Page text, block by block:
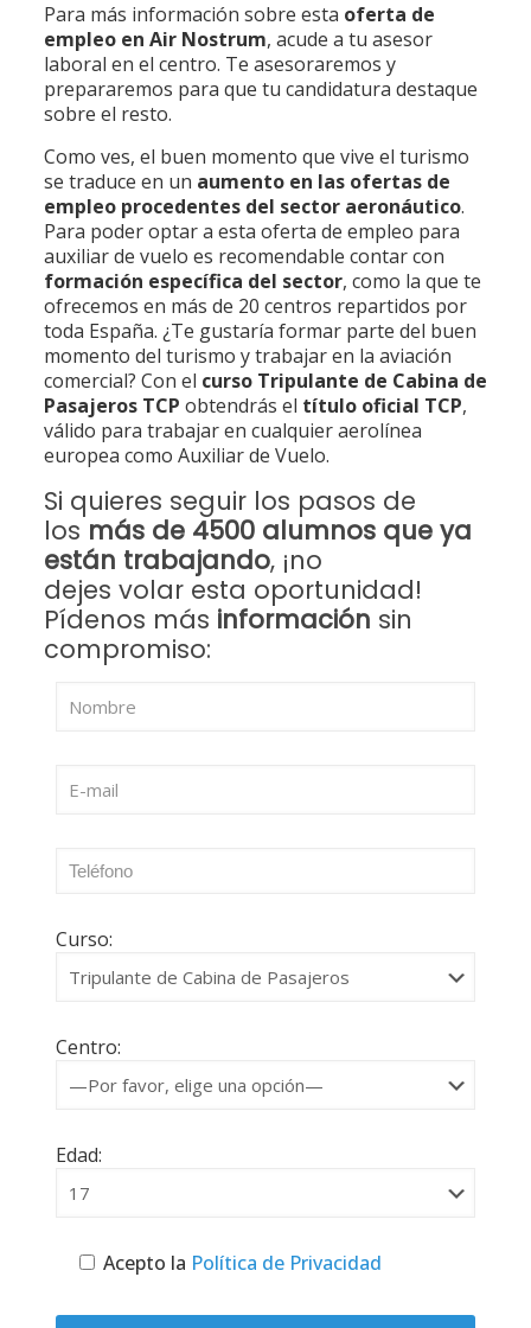
Para más información sobre esta oferta de
empleo en Air Nostrum, acude a tu asesor
laboral en el centro. Te asesoraremos y
prepararemos para que tu candidatura destaque
sobre el resto.
Como ves, el buen momento que vive el turismo
se traduce en un aumento en las ofertas de
empleo procedentes del sector aeronáutico.
Para poder optar a esta oferta de empleo para
auxiliar de vuelo es recomendable contar con
formación específica del sector, como la que te
ofrecemos en más de 20 centros repartidos por
toda España. ¿Te gustaría formar parte del buen
momento del turismo y trabajar en la aviación
comercial? Con el curso Tripulante de Cabina de
Pasajeros TCP obtendrás el título oficial TCP,
válido para trabajar en cualquier aerolínea
europea como Auxiliar de Vuelo.
Si quieres seguir los pasos de
los más de 4500 alumnos que ya
están trabajando, ¡no
dejes volar esta oportunidad!
Pídenos más información sin
compromiso:
Curso:
Centro:
Edad:
Acepto la Política de Privacidad